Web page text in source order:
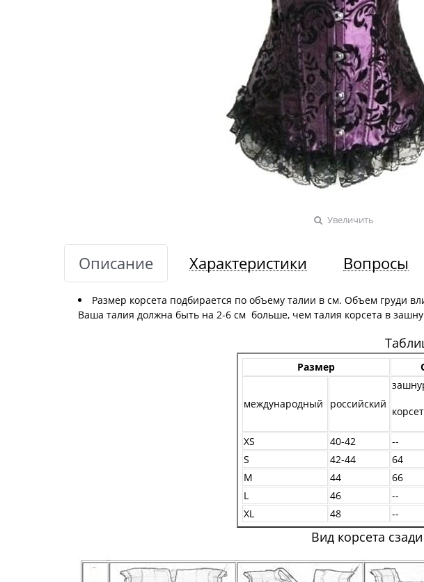
Увеличить
Описание Характеристики Вопросы
Размер корсета подбирается по объему талии в см. Объем груди
Ваша талия должна быть на 2-6 см больше, чем талия корсета в
Размер
международный российский
корсет
XS 40-42
--
S
42-44 64
M
44 66
L
46
--
XL
48 --
Вид корсета